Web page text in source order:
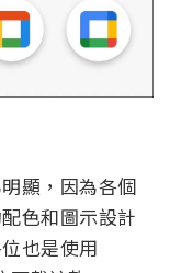
顯，因為各個
色和圖示設計
也是使用